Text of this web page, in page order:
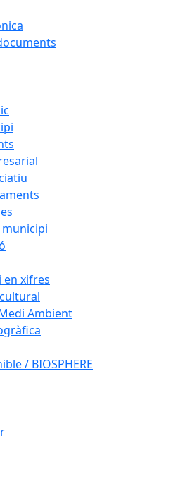
en xifres
Ambient
/ BIOSPHERE